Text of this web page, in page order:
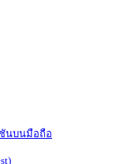
นบนมือถือ